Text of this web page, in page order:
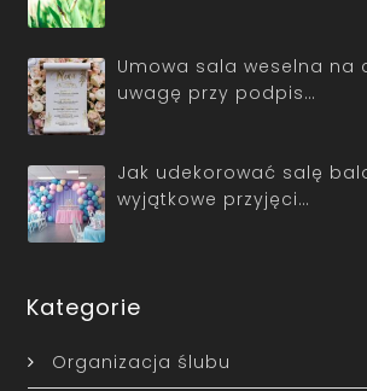
Umowa sala weselna na
uwagę przy podpis…
Jak udekorować salę
wyjątkowe przyjęci…
Kategorie
Organizacja ślubu